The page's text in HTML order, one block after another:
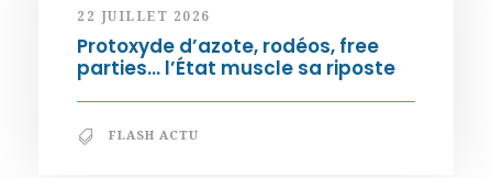
22 JUILLET 2026
Protoxyde d’azote, rodéos, free
parties… l’État muscle sa riposte
FLASH ACTU